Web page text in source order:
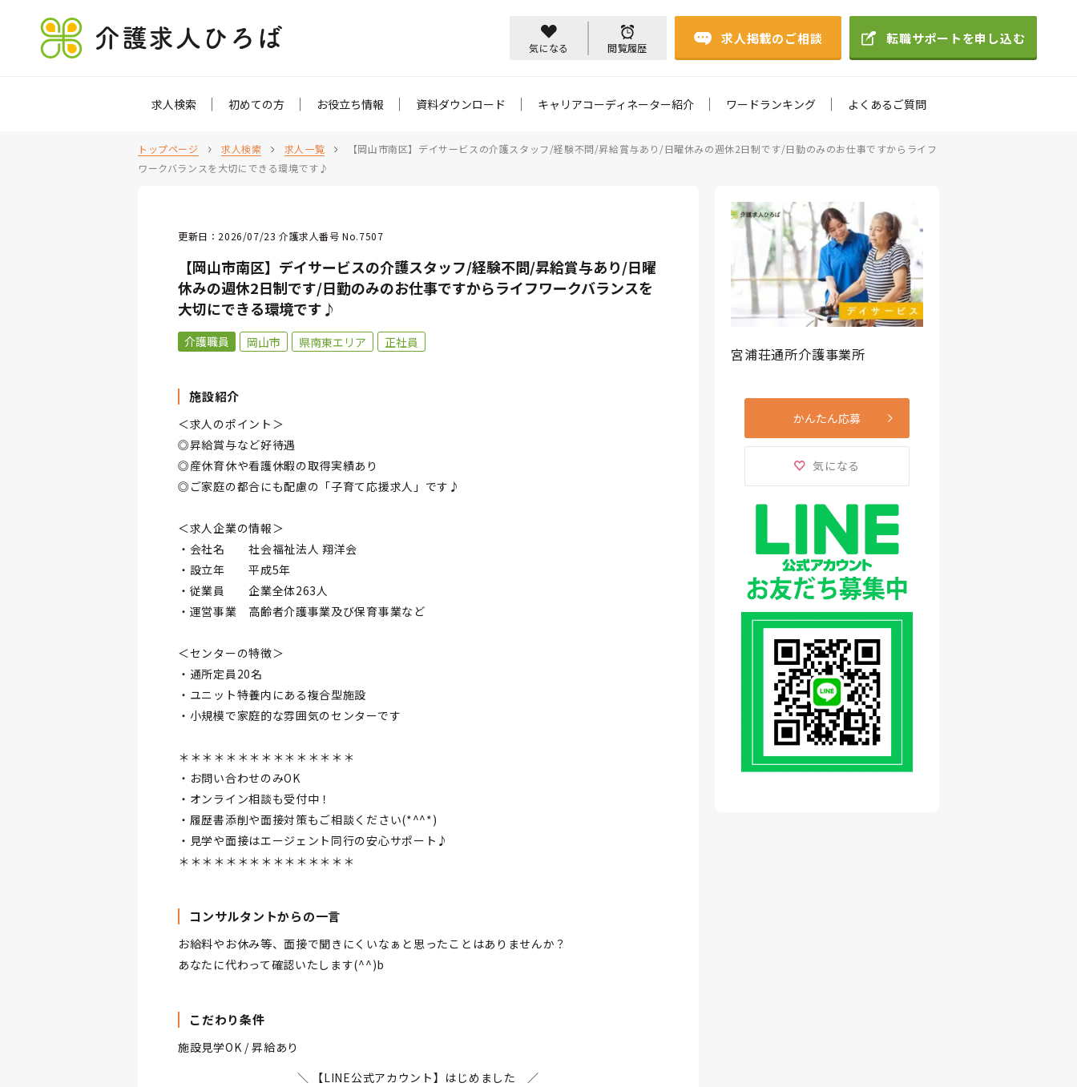
介護求人ひろば 気になる 閲覧履歴
求人掲載のご相談 転職サポートを申し込む
求人検索 初めての方 お役立ち情報 資料ダウンロード キャリアコーディネーター紹介 ワードランキング よくあるご質問
トップページ 求人検索 求人一覧
【岡山市南区】デイサービスの介護スタッフ/経験不問/昇給賞与あり/日曜休みの週休2日制です/日勤のみのお仕事ですからライフ
ワークバランスを大切にできる環境です♪
更新日：2026/07/23 介護求人番号 No.7507
【岡山市南区】デイサービスの介護スタッフ/経験不問/昇給賞与あり/日曜
休みの週休2日制です/日勤のみのお仕事ですからライフワークバランスを
大切にできる環境です♪
介護職員 岡山市 県南東エリア 正社員
施設紹介
＜求人のポイント＞
◎昇給賞与など好待遇
◎産休育休や看護休暇の取得実績あり
◎ご家庭の都合にも配慮の「子育て応援求人」です♪
＜求人企業の情報＞
・会社名 社会福祉法人 翔洋会
・設立年 平成5年
・従業員 企業全体263人
・運営事業 高齢者介護事業及び保育事業など
＜センターの特徴＞
・通所定員20名
・ユニット特養内にある複合型施設
・小規模で家庭的な雰囲気のセンターです
＊＊＊＊＊＊＊＊＊＊＊＊＊＊＊
・お問い合わせのみOK
・オンライン相談も受付中！
・履歴書添削や面接対策もご相談ください(*^^*)
・見学や面接はエージェント同行の安心サポート♪
＊＊＊＊＊＊＊＊＊＊＊＊＊＊＊
コンサルタントからの一言
お給料やお休み等、面接で聞きにくいなぁと思ったことはありませんか？
あなたに代わって確認いたします(^^)b
こだわり条件
施設見学OK / 昇給あり
＼ 【LINE公式アカウント】はじめました ／
宮浦荘通所介護事業所
かんたん応募
気になる